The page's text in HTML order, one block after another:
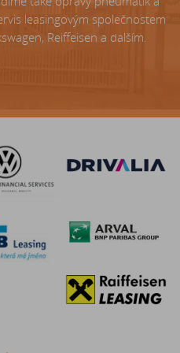
leasingovým společnostem
Reiffeisen a dalším.